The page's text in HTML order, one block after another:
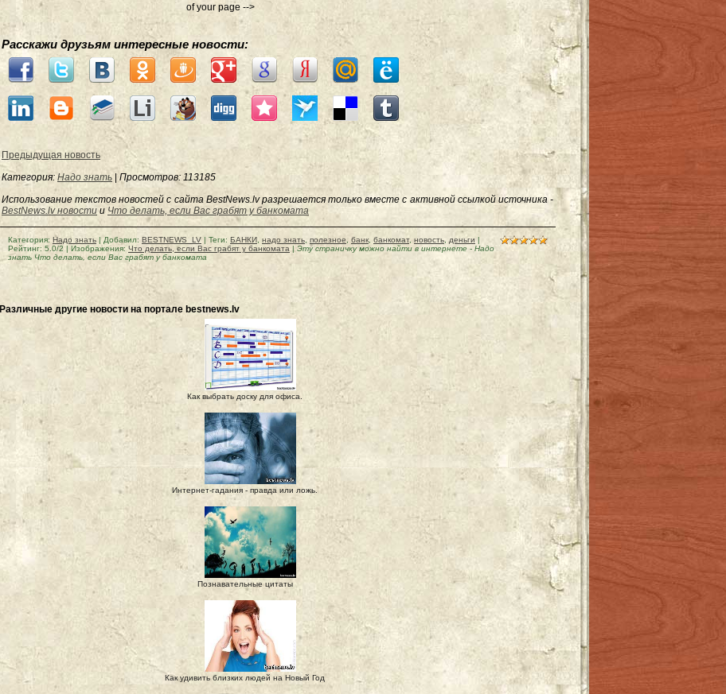
of your page -->
Расскажи друзьям интересные новости:
Предыдущая новость
Категория: Надо знать Просмотров: 113185
Использование текстов новостей с сайта BestNews.lv разрешается только вместе с активной ссылкой источника -
BestNews.lv новости и Что делать, если Вас грабят у банкомата
Категория: Надо знать | Добавил: BESTNEWS_LV | Теги: БАНКИ надо знать полезное банк банкомат, новость деньги |
Рейтинг: 5.0/2 | Изображения: Что делать, если Вас грабят у банкомата | Эту страничку можно найти в интернете - Надо
знать Что делать, если Вас грабят у банкомата
Различные другие новости на портале bestnews.lv
Как выбрать доску для офиса.
Интернет-гадания - правда или ложь.
Познавательные цитаты
Как удивить близких людей на Новый Год